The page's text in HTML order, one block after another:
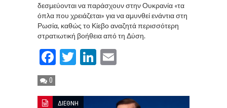
δεσμεύονται να παράσχουν στην Ουκρανία «τα
όπλα που χρειάζεται» για να αμυνθεί ενάντια στη
Ρωσία, καθώς το Κίεβο αναζητά περισσότερη
στρατιωτική βοήθεια από τη Δύση.
Facebook
TwitterLinkedIn
0
ΔΙΕΘΝΗ